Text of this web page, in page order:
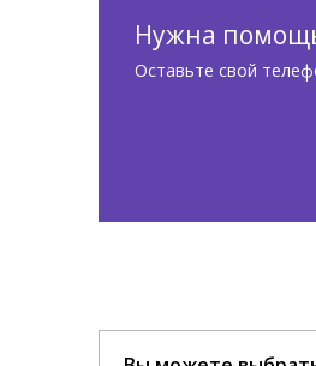
Нужна
Оставьте свой